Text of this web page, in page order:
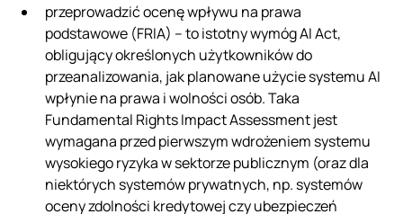
przeprowadzić ocenę wpływu na prawa
podstawowe (FRIA) – to istotny wymóg AI Act,
obligujący określonych użytkowników do
przeanalizowania, jak planowane użycie systemu AI
wpłynie na prawa i wolności osób. Taka
Fundamental Rights Impact Assessment jest
wymagana przed pierwszym wdrożeniem systemu
wysokiego ryzyka w sektorze publicznym (oraz dla
niektórych systemów prywatnych, np. systemów
oceny zdolności kredytowej czy ubezpieczeń